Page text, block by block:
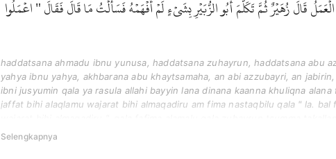
قَالَ زُهَيْرٌ ثُمَّ تَكَلَّمَ أَبُو الزُّبَيْرِ بِشَىْءٍ لَمْ أَفْهَمْهُ فَسَأَلْتُ مَا قَالَ فَقَالَ " اعْمَلُوا
haddatsana ahmadu ibnu yunusa, haddatsana zuhayrun, haddatsana abu
yahya ibnu yahya, akhbarana abu khaytsamaha, an abi azzubayri, an
ibni jusyumin qala ya rasula allahi bayyin lana dinana kaanna khuliqna alana
jaffat bihi alaqlamu wajarat bihi almaqadiru am fima nastaqbilu qala " la. bal
afhamhu fasaaltu ma qala faqala " amalu fakullun muyassarun ".
Selengkapnya